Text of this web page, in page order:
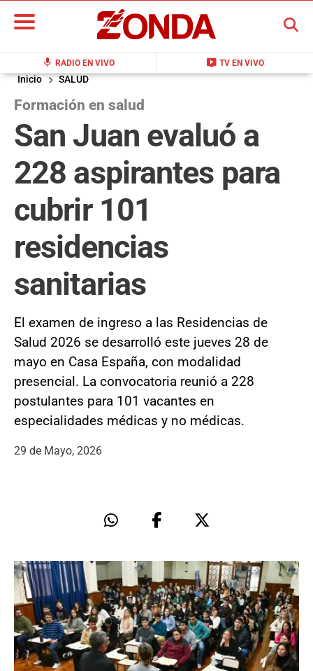
mic RADIO EN VIVO live_tv TV EN VIVO
BUSCAR
Inicio SALUD
Formación en salud
San Juan evaluó a
228 aspirantes para
cubrir 101
residencias
sanitarias
El examen de ingreso a las Residencias de
Salud 2026 se desarrolló este jueves 28 de
mayo en Casa España, con modalidad
presencial. La convocatoria reunió a 228
postulantes para 101 vacantes en
especialidades médicas y no médicas.
29 de Mayo, 2026